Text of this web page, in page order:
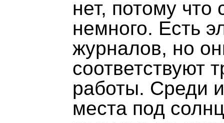
нет, потому что
немного. Есть
журналов, но
соответствуют
работы. Среди
места под